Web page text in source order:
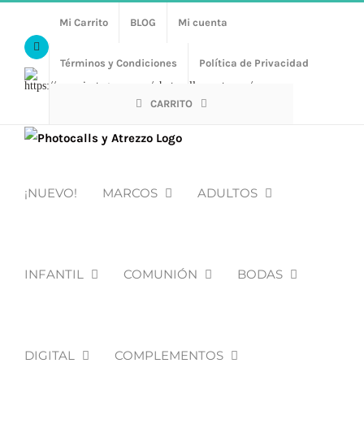
contenidoFacebook
Https://www.instagram.com/photocalls_y_atrezzo/
Mi Carrito BLOG Mi cuenta
Términos y Condiciones Política de Privacidad
CARRITO
¡NUEVO! MARCOS ADULTOS
INFANTIL COMUNIÓN BODAS
DIGITAL COMPLEMENTOS